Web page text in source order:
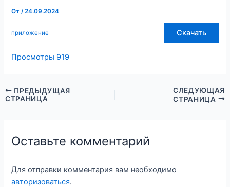
От /24.09.2024
приложение Скачать
Просмотры 919
ПРЕДЫДУЩАЯ
СТРАНИЦА
СЛЕДУЮЩАЯ
СТРАНИЦА
Оставьте комментарий
Для отправки комментария вам необходимо
авторизоваться.